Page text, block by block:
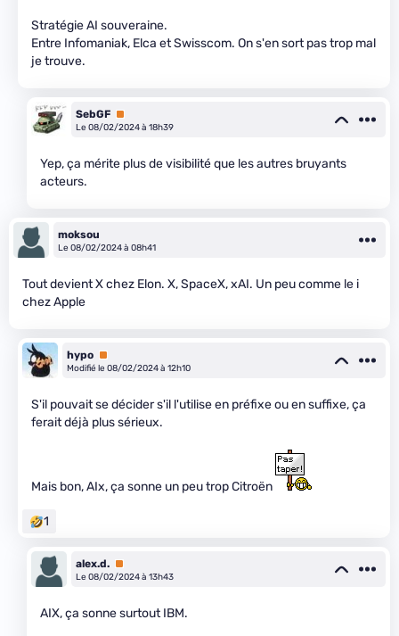
Stratégie AI souveraine.
Entre Infomaniak, Elca et Swisscom. On s'en sort pas trop mal
je trouve.
SebGF Premium
Le 08/02/2024 à 18h39
Yep, ça mérite plus de visibilité que les autres bruyants
acteurs.
moksou
Le 08/02/2024 à 08h41
Tout devient X chez Elon. X, SpaceX, xAI. Un peu comme le i
chez Apple
hypo Premium
Modifié le 08/02/2024 à 12h10
S'il pouvait se décider s'il l'utilise en préfixe ou en suffixe, ça
ferait déjà plus sérieux.
Mais bon, AIx, ça sonne un peu trop Citroën
1
alex.d. Premium
Le 08/02/2024 à 13h43
AIX, ça sonne surtout IBM.